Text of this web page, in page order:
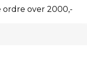
ordre over 2000,-